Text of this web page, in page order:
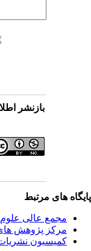
اطلاعات
این
4.0
License
علوم انسانی
های علوم
نشریات حوزوی